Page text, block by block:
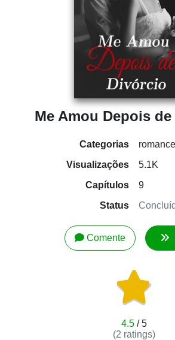
Me Amou Depois
Categorias
Visualizações
5.1K
Capítulos
9
Status
Comente
4.5/ 5
(2 ratings)